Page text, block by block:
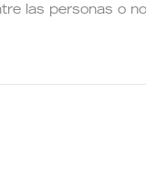
las personas o